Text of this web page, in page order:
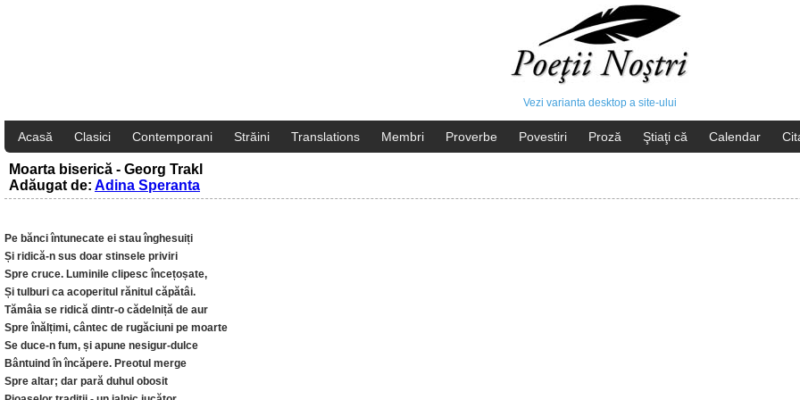
Vezi varianta desktop a site-ului
Acasă Clasici Contemporani Străini Translations Membri Proverbe Povestiri Proză Ştiaţi că Calendar
Moarta biserică - Georg Trakl
Adăugat de: Adina Speranta
Pe bănci întunecate ei stau înghesuiți
Și ridică-n sus doar stinsele priviri
Spre cruce. Luminile clipesc încețoșate,
Și tulburi ca acoperitul rănitul căpătâi.
Tămâia se ridică dintr-o cădelniță de aur
Spre înălțimi, cântec de rugăciuni pe moarte
Se duce-n fum, și apune nesigur-dulce
Bântuind în încăpere. Preotul merge
Spre altar; dar pară duhul obosit